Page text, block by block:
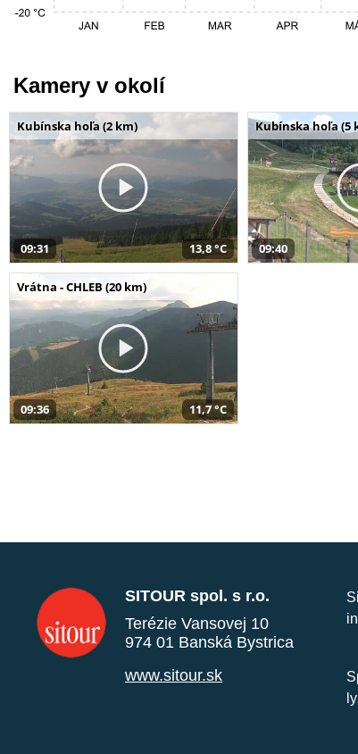
Kamery v okolí
Kubínska hoľa (2 km)
09:31 13,8 °C
Kubínska hoľa (5
09:40
Vrátna - CHLEB (20 km)
09:36 11,7 °C
SITOUR spol. s r.o.
Terézie Vansovej 10
974 01 Banská Bystrica
www.sitour.sk